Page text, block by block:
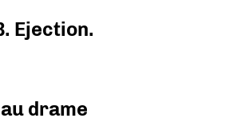
Ejection.
drame